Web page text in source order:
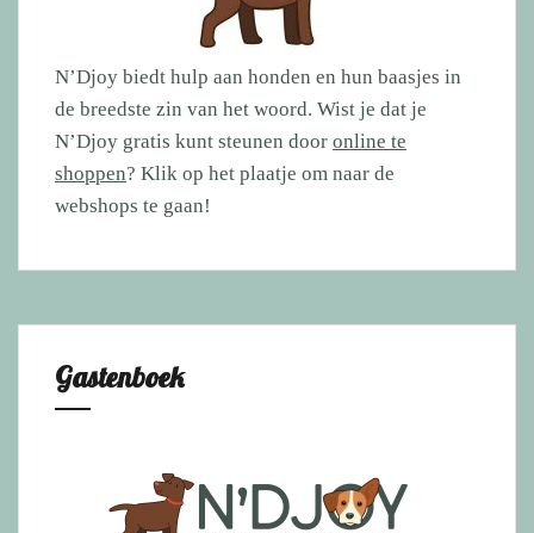
N’Djoy biedt hulp aan honden en hun baasjes in
de breedste zin van het woord. Wist je dat je
N’Djoy gratis kunt steunen door online te
shoppen? Klik op het plaatje om naar de
webshops te gaan!
Gastenboek